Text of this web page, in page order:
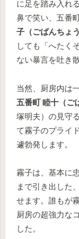
に足を踏み入れ
鼻で笑い、五番
子（ごばんちょ
しても「へたく
ない暴言を吐き
当然、厨房内は
五番町 睦十（ご
塚明夫）の見守
て霧子のプライ
遽勃発します。
霧子は、基本に
まで引き出した
せます。誰もが
厨房の超強力な
した。